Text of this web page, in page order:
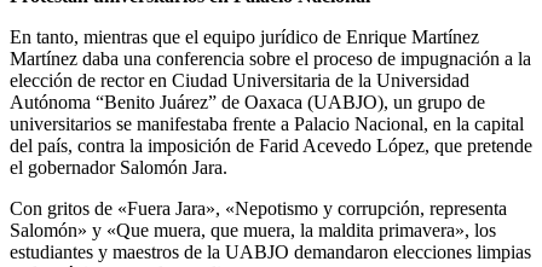
En tanto, mientras que el equipo jurídico de Enrique Martínez
Martínez daba una conferencia sobre el proceso de impugnación a la
elección de rector en Ciudad Universitaria de la Universidad
Autónoma “Benito Juárez” de Oaxaca (UABJO), un grupo de
universitarios se manifestaba frente a Palacio Nacional, en la capital
del país, contra la imposición de Farid Acevedo López, que pretende
el gobernador Salomón Jara.
Con gritos de «Fuera Jara», «Nepotismo y corrupción, representa
Salomón» y «Que muera, que muera, la maldita primavera», los
estudiantes y maestros de la UABJO demandaron elecciones limpias